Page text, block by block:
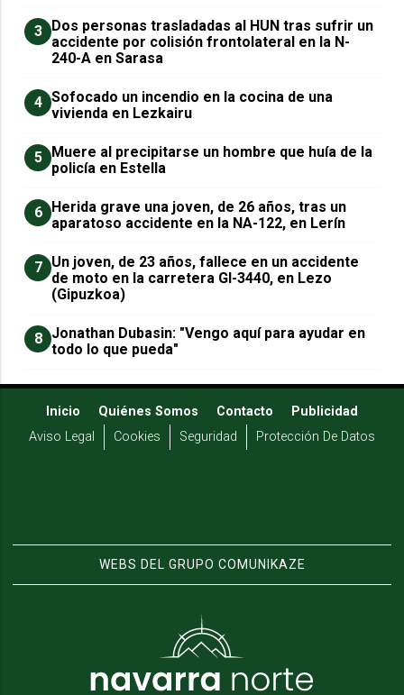
3 ​Dos personas trasladadas al HUN tras sufrir un
accidente por colisión frontolateral en la N-
240-A en Sarasa
4 Sofocado un incendio en la cocina de una
vivienda en Lezkairu
5 Muere al precipitarse un hombre que huía de la
policía en Estella
6 Herida grave una joven, de 26 años, tras un
aparatoso accidente en la NA-122, en Lerín
7 Un joven, de 23 años, fallece en un accidente
de moto en la carretera GI-3440, en Lezo
(Gipuzkoa)
8 Jonathan Dubasin: "Vengo aquí para ayudar en
todo lo que pueda"
Inicio Quiénes Somos Contacto
Publicidad
Aviso Legal
Cookies Seguridad Protección De Datos
WEBS DEL GRUPO COMUNIKAZE